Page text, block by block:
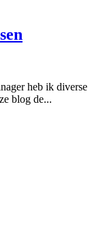
heb ik
blog de...